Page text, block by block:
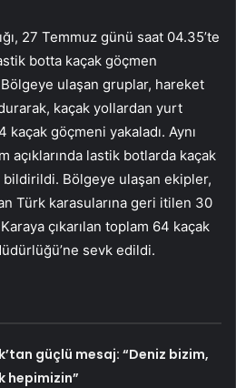
27 Temmuz günü saat 04.35’te
botta kaçak göçmen
ulaşan gruplar, hareket
kaçak yollardan yurt
kaçak göçmeni yakaladı. Aynı
açıklarında lastik botlarda kaçak
Bölgeye ulaşan ekipler,
Türk karasularına geri itilen 30
çıkarılan toplam 64 kaçak
sevk edildi.
güçlü mesaj: “Deniz bizim,
hepimizin”